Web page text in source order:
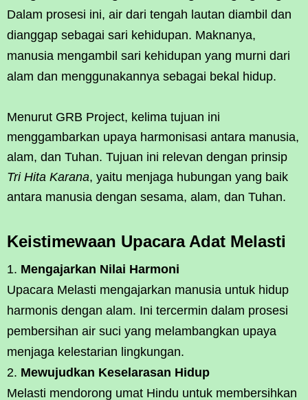
Dalam prosesi ini, air dari tengah lautan diambil dan
dianggap sebagai sari kehidupan. Maknanya,
manusia mengambil sari kehidupan yang murni dari
alam dan menggunakannya sebagai bekal hidup.
Menurut GRB Project, kelima tujuan ini
menggambarkan upaya harmonisasi antara manusia,
alam, dan Tuhan. Tujuan ini relevan dengan prinsip
Tri Hita Karana, yaitu menjaga hubungan yang baik
antara manusia dengan sesama, alam, dan Tuhan.
Keistimewaan Upacara Adat Melasti
Mengajarkan Nilai Harmoni
Upacara Melasti mengajarkan manusia untuk hidup
harmonis dengan alam. Ini tercermin dalam prosesi
pembersihan air suci yang melambangkan upaya
menjaga kelestarian lingkungan.
Mewujudkan Keselarasan Hidup
Melasti mendorong umat Hindu untuk membersihkan